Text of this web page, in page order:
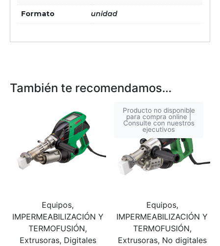
Formato unidad
También te recomendamos…
Equipos,
IMPERMEABILIZACIÓN Y
TERMOFUSIÓN,
Extrusoras, Digitales
Producto no disponible
para compra online |
Consulte con nuestros
ejecutivos
Equipos,
IMPERMEABILIZACIÓN Y
TERMOFUSIÓN,
Extrusoras, No digitales